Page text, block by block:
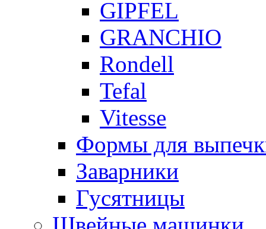
GIPFEL
GRANCHIO
Rondell
Tefal
Vitesse
Формы для
Заварники
Гусятницы